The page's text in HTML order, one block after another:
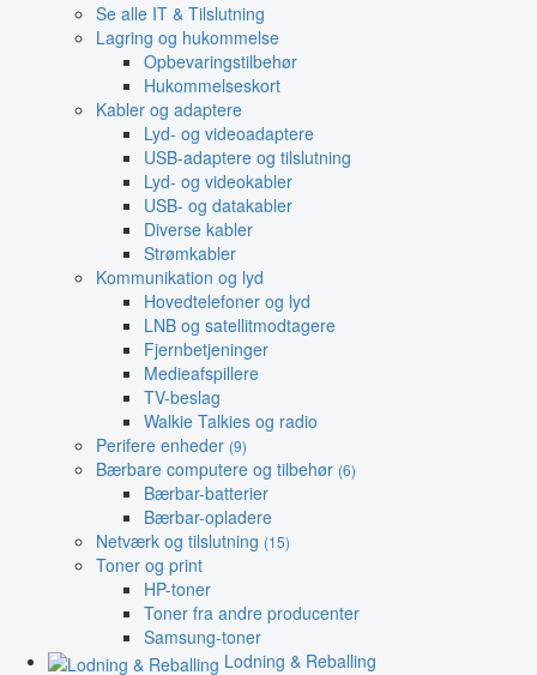
Se alle IT & Tilslutning
Lagring og hukommelse
Opbevaringstilbehør
Hukommelseskort
Kabler og adaptere
Lyd- og videoadaptere
USB-adaptere og tilslutning
Lyd- og videokabler
USB- og datakabler
Diverse kabler
Strømkabler
Kommunikation og lyd
Hovedtelefoner og lyd
LNB og satellitmodtagere
Fjernbetjeninger
Medieafspillere
TV-beslag
Walkie Talkies og radio
Perifere enheder (9)
Bærbare computere og tilbehør (6)
Bærbar-batterier
Bærbar-opladere
Netværk og tilslutning (15)
Toner og print
HP-toner
Toner fra andre producenter
Samsung-toner
Lodning & Reballing